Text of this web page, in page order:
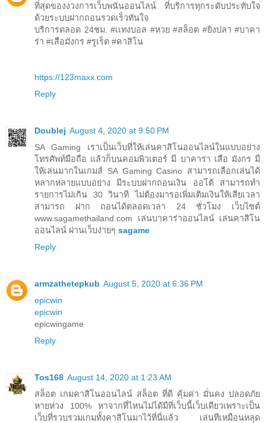
ที่สุดของงวงการเว็บพนันออนไลน์ ที่บริการทุกระดับประทับใจ
ด้วยระบบฝากถอนรวดเร็วทันใจ
บริการตลอด 24ชม. #เเทงบอล #หวย #สล็อต #ยิงปลา #บาคา
ร่า #เสือมังกร #รูเร็ต #คาสิโน
https://123maxx.com
Reply
Doublej August 4, 2020 at 9:50 PM
SA Gaming เราเป็นเว็บที่ให้เล่นคาสิโนออนไลน์ในแบบอย่าง
โทรศัพท์มือถือ แล้วก็บนคอมพิวเตอร์ มี บาคาร่า เสือ มังกร มี
ให้เล่นมากในเกมส์ SA Gaming Casino สามารถเลือกเล่นได้
หลากหลายแบบอย่าง มีระบบฝากถอนเงิน ออโต้ สามารถทำ
รายการไม่เกิน 30 วินาที ไม่ต้องมารอเพิ่มเติมเงินให้เสียเวลา
สามารถ ฝาก ถอนได้ตลอดเวลา 24 ชั่วโมง เว็บไซต์
www.sagamethailand.com เล่นบาคาร่าออนไลน์ เล่นคาสิโน
ออนไลน์ ผ่านเว็บง่ายๆ sagame
Reply
armzathetepkub August 5, 2020 at 6:36 PM
epicwin
epicwin
epicwingame
Reply
Tos168 August 14, 2020 at 1:23 AM
สล็อต เกมคาสิโนออนไลน์ สล็อต ที่ดี คุ้มค่า มั่นคง ปลอดภัย
หายห่วง 100% หาจากที่ไหนไม่ได้มีที่เว็บนี้เว็บเดียวเพราะเป็น
เว็บที่รวบรวมเกมทั้งคาสิโนมาไว้ที่นี่แล้ว เล่นทีเหมือนหลุด